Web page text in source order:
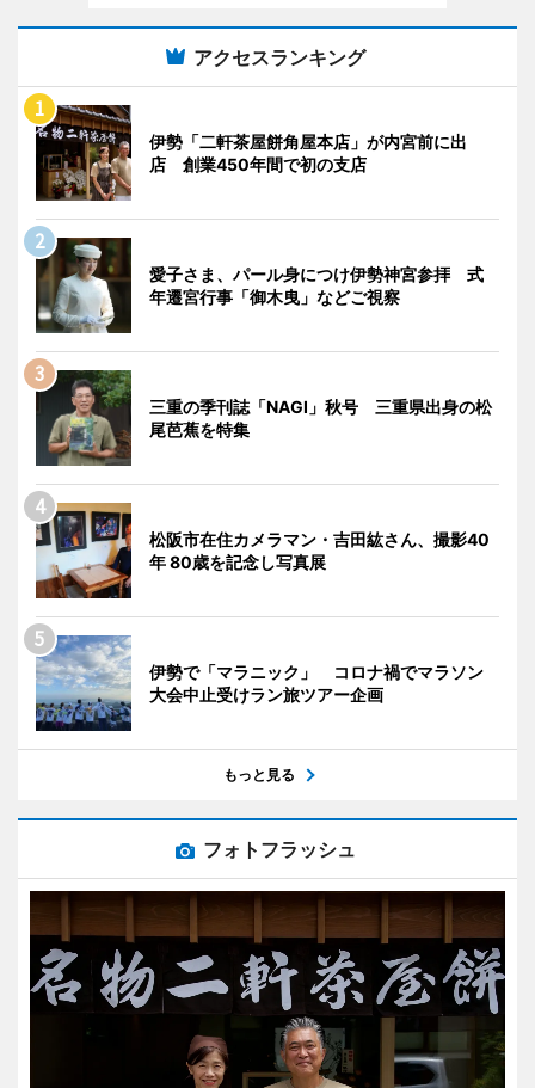
アクセスランキング
伊勢「二軒茶屋餅角屋本店」が内宮前に出
店 創業450年間で初の支店
愛子さま、パール身につけ伊勢神宮参拝 式
年遷宮行事「御木曳」などご視察
三重の季刊誌「NAGI」秋号 三重県出身の松
尾芭蕉を特集
松阪市在住カメラマン・吉田紘さん、撮影40
年 80歳を記念し写真展
伊勢で「マラニック」 コロナ禍でマラソン
大会中止受けラン旅ツアー企画
もっと見る
フォトフラッシュ